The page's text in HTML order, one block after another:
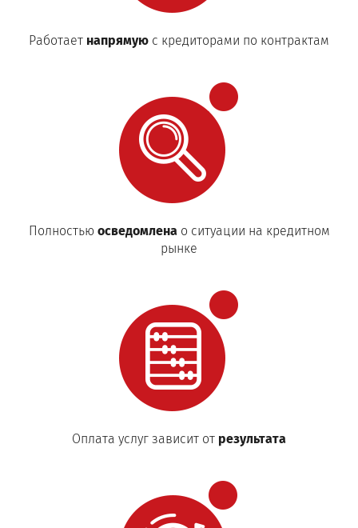
Работает напрямую с кредиторами по контрактам
Полностьюосведомленао ситуации на кредитном
рынке
Оплата услуг зависит от результата